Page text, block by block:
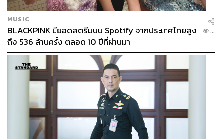
MUSIC
BLACKPINK มียอดสตรีมบน Spotify จากประเทศไทยสูง
ถึง 536 ล้านครั้ง ตลอด 10 ปีที่ผ่านมา
...